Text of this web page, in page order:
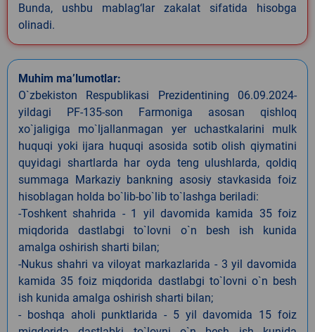
Bunda, ushbu mablag‘lar zakalat sifatida hisobga
olinadi.
Muhim ma’lumotlar:
O`zbekiston Respublikasi Prezidentining 06.09.2024-
yildagi PF-135-son Farmoniga asosan qishloq
xo`jaligiga mo`ljallanmagan yer uchastkalarini mulk
huquqi yoki ijara huquqi asosida sotib olish qiymatini
quyidagi shartlarda har oyda teng ulushlarda, qoldiq
summaga Markaziy bankning asosiy stavkasida foiz
hisoblagan holda bo`lib-bo`lib to`lashga beriladi:
-Toshkent shahrida - 1 yil davomida kamida 35 foiz
miqdorida dastlabgi to`lovni o`n besh ish kunida
amalga oshirish sharti bilan;
-Nukus shahri va viloyat markazlarida - 3 yil davomida
kamida 35 foiz miqdorida dastlabgi to`lovni o`n besh
ish kunida amalga oshirish sharti bilan;
- boshqa aholi punktlarida - 5 yil davomida 15 foiz